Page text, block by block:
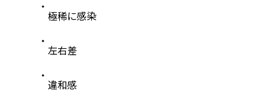
極稀に感染
左右差
違和感